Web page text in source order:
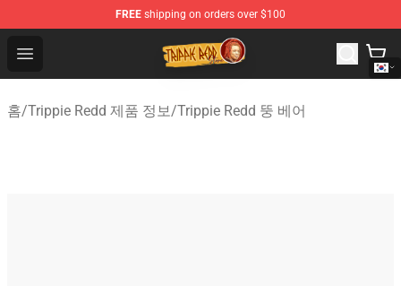
FREE shipping on orders over $100
Open menu
Trippie Redd Store - Official Trippie Redd Merchandise
홈/Trippie Redd 제품 정보/Trippie Redd 뚱 베어